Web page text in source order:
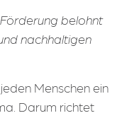
belohnt
nachhaltigen
Menschen ein
Darum richtet